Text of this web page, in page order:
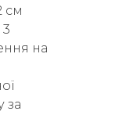
см
на
за